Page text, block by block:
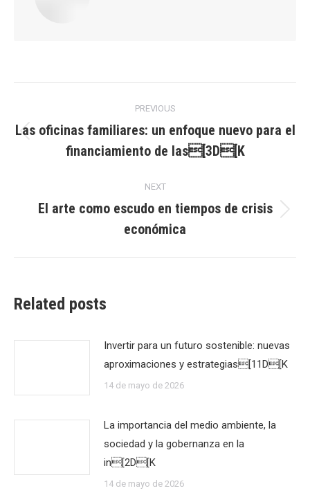
navigation
PREVIOUS
post:
Las oficinas familiares: un enfoque nuevo para el
financiamiento de las[3D[K
NEXT
post:
El arte como escudo en tiempos de crisis
económica
Related posts
Invertir para un futuro sostenible: nuevas
aproximaciones y estrategias[11D[K
14 de mayo de 2026
La importancia del medio ambiente, la
sociedad y la gobernanza en la
in[2D[K
14 de mayo de 2026